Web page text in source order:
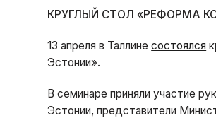
КРУГЛЫЙ СТОЛ «РЕФОРМА
13 апреля в Таллинесостоялся
Эстонии».
В семинаре приняли участие
Эстонии, представители